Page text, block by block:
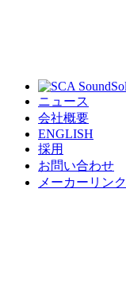
ニュース
会社概要
ENGLISH
採用
お問い合わせ
メーカーリンク